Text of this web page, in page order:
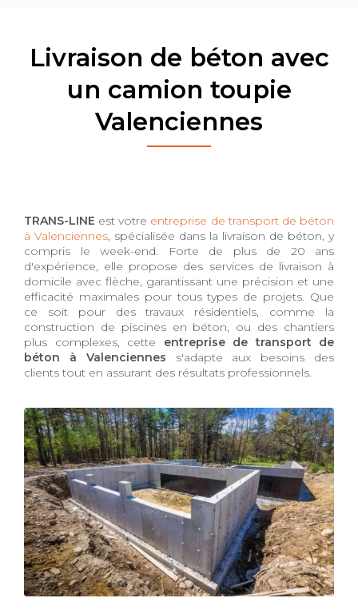
Livraison de béton avec
un camion toupie
Valenciennes
TRANS-LINE est votre entreprise de transport de béton
à Valenciennes, spécialisée dans la livraison de béton, y
compris le week-end. Forte de plus de 20 ans
d'expérience, elle propose des services de livraison à
domicile avec flèche, garantissant une précision et une
efficacité maximales pour tous types de projets. Que
ce soit pour des travaux résidentiels, comme la
construction de piscines en béton, ou des chantiers
plus complexes, cette entreprise de transport de
béton à Valenciennes s'adapte aux besoins des
clients tout en assurant des résultats professionnels.